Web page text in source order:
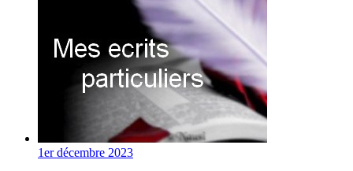
1er décembre 2023